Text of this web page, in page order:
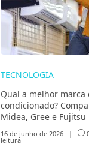
TECNOLOGIA
Qual a melhor marca
condicionado?
Midea, Gree e Fujitsu
16 de junho de 2026 | 0
leitura